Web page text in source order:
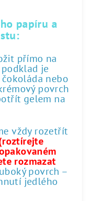
papíru a
přímo na
je
nebo
povrch
gelem na
vždy rozetřít
rozmazat
povrch –
jedlého